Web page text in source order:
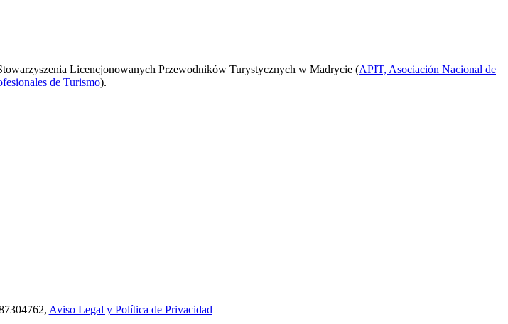
Licencjonowanych Przewodników Turystycznych w Madrycie (APIT, Asociación Nacional de
de Turismo).
Aviso Legal y Política de Privacidad